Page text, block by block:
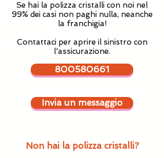
Se hai la polizza cristalli con noi nel
99% dei casi non paghi nulla, neanche
la franchigia!
Contattaci per aprire il sinistro con
l'assicurazione.
800580661
Invia un messaggio
Non hai la polizza cristalli?